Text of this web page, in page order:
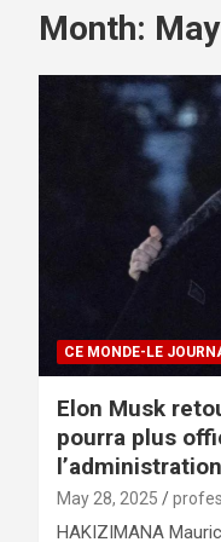
Month:
CE MONDE-LE
Elon Musk
pourra plus
May 28, 2025
HAKIZIMANA